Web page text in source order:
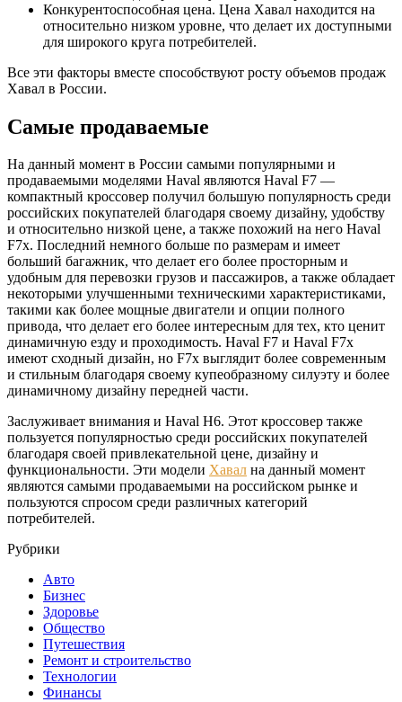
Конкурентоспособная цена. Цена Хавал находится на
относительно низком уровне, что делает их доступными
для широкого круга потребителей.
Все эти факторы вместе способствуют росту объемов продаж
Хавал в России.
Самые продаваемые
На данный момент в России самыми популярными и
продаваемыми моделями Haval являются Haval F7 —
компактный кроссовер получил большую популярность среди
российских покупателей благодаря своему дизайну, удобству
и относительно низкой цене, а также похожий на него Haval
F7x. Последний немного больше по размерам и имеет
больший багажник, что делает его более просторным и
удобным для перевозки грузов и пассажиров, а также обладает
некоторыми улучшенными техническими характеристиками,
такими как более мощные двигатели и опции полного
привода, что делает его более интересным для тех, кто ценит
динамичную езду и проходимость. Haval F7 и Haval F7x
имеют сходный дизайн, но F7x выглядит более современным
и стильным благодаря своему купеобразному силуэту и более
динамичному дизайну передней части.
Заслуживает внимания и Haval H6. Этот кроссовер также
пользуется популярностью среди российских покупателей
благодаря своей привлекательной цене, дизайну и
функциональности. Эти модели Хавал на данный момент
являются самыми продаваемыми на российском рынке и
пользуются спросом среди различных категорий
потребителей.
Рубрики
Авто
Бизнес
Здоровье
Общество
Путешествия
Ремонт и строительство
Технологии
Финансы